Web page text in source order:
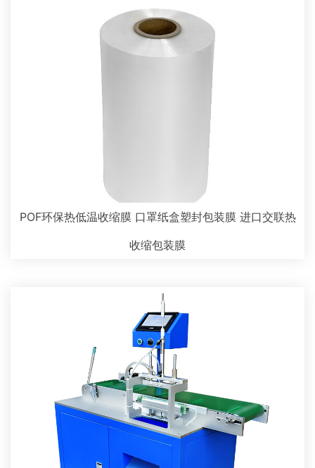
POF环保热低温收缩膜 口罩纸盒塑封包装膜 进口交联热
收缩包装膜